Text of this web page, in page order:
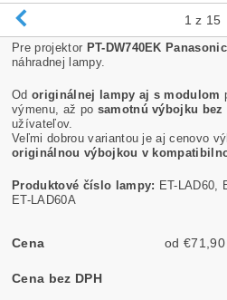
1 z 15
Pre projektor PT-DW740EK Panasonic
náhradnej lampy.
Odoriginálnej lampy aj s modulom
výmenu, až po samotnú výbojku bez
užívateľov.
Veľmi dobrou variantou je aj cenovo
originálnou výbojkou v
Produktové číslo lampy: ET-LAD60,
ET-LAD60A
Cena
Cena bez DPH